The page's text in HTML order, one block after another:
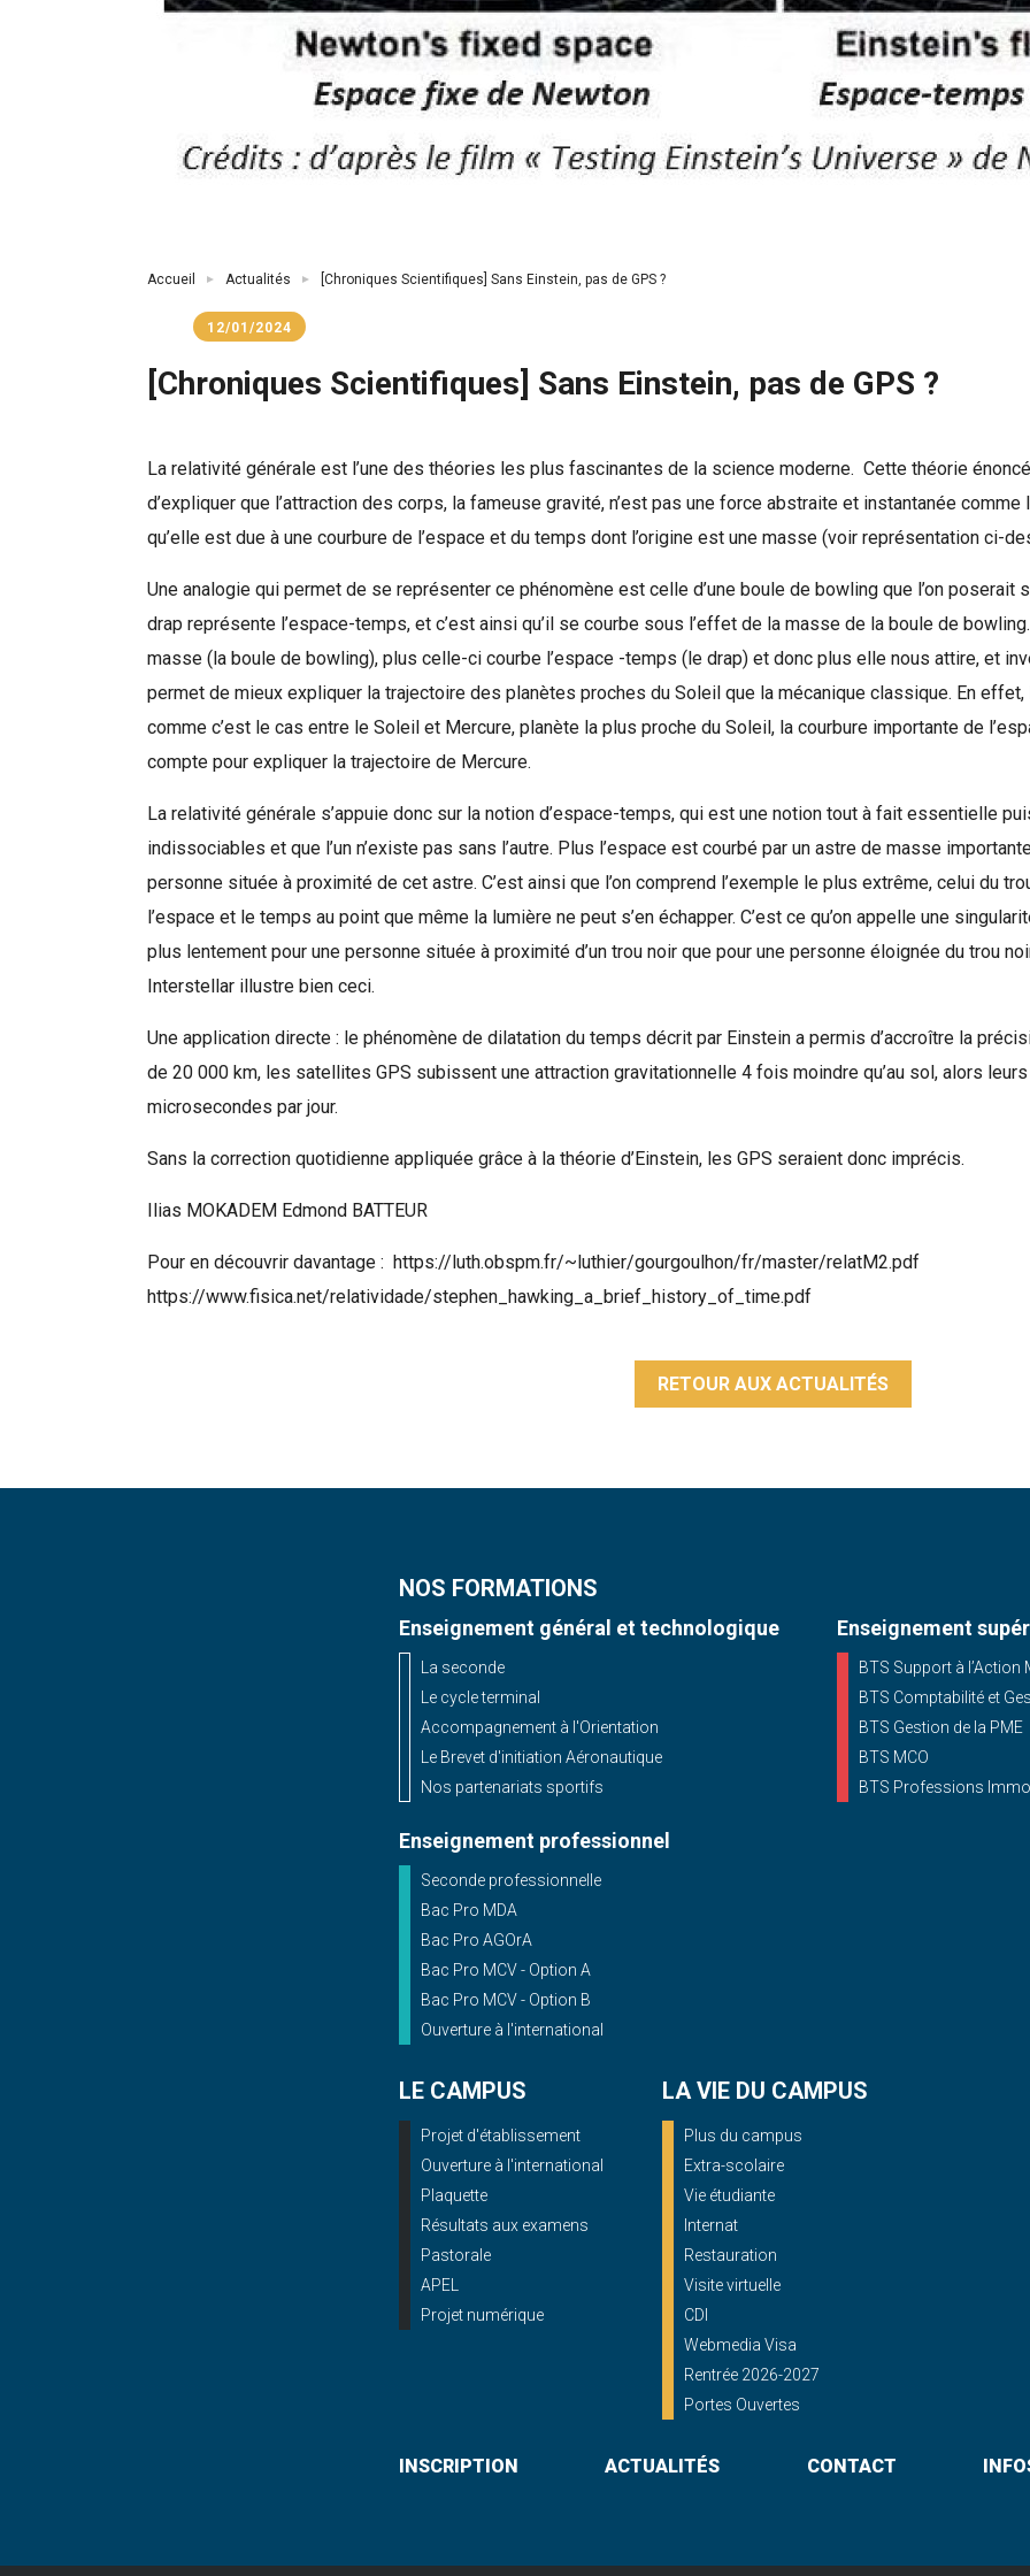
Fil
Accueil Actualités [Chroniques Scientifiques] Sans Einstein, pas de GPS ?
12/01/2024
[Chroniques Scientifiques] Sans Einstein, pas de GPS ?
La relativité générale est l’une des théories les plus fascinantes de la science moderne. Cette théorie
d’expliquer que l’attraction des corps, la fameuse gravité, n’est pas une force abstraite et instantanée
qu’elle est due à une courbure de l’espace et du temps dont l’origine est une masse (voir représentation ci-
Une analogie qui permet de se représenter ce phénomène est celle d’une boule de bowling que l’on
drap représente l’espace-temps, et c’est ainsi qu’il se courbe sous l’effet de la masse de la boule de
masse (la boule de bowling), plus celle-ci courbe l’espace -temps (le drap) et donc plus elle nous attire, et
permet de mieux expliquer la trajectoire des planètes proches du Soleil que la mécanique classique. En
comme c’est le cas entre le Soleil et Mercure, planète la plus proche du Soleil, la courbure importante de
compte pour expliquer la trajectoire de Mercure.
La relativité générale s’appuie donc sur la notion d’espace-temps, qui est une notion tout à fait essentielle
indissociables et que l’un n’existe pas sans l’autre. Plus l’espace est courbé par un astre de masse
personne située à proximité de cet astre. C’est ainsi que l’on comprend l’exemple le plus extrême, celui du
l’espace et le temps au point que même la lumière ne peut s’en échapper. C’est ce qu’on appelle une
plus lentement pour une personne située à proximité d’un trou noir que pour une personne éloignée du trou
Interstellar illustre bien ceci.
Une application directe : le phénomène de dilatation du temps décrit par Einstein a permis d’accroître la
de 20 000 km, les satellites GPS subissent une attraction gravitationnelle 4 fois moindre qu’au sol, alors
microsecondes par jour.
Sans la correction quotidienne appliquée grâce à la théorie d’Einstein, les GPS seraient donc imprécis.
Ilias MOKADEM Edmond BATTEUR
Pour en découvrir davantage : https://luth.obspm.fr/~luthier/gourgoulhon/fr/master/relatM2.pdf
https://www.fisica.net/relatividade/stephen_hawking_a_brief_history_of_time.pdf
RETOUR AUX ACTUALITÉS
NOS FORMATIONS
Enseignement général et technologique
La seconde
Le cycle terminal
Accompagnement à l'Orientation
Le Brevet d'initiation Aéronautique
Nos partenariats sportifs
Enseignement professionnel
Seconde professionnelle
Bac Pro MDA
Bac Pro AGOrA
Bac Pro MCV - Option A
Bac Pro MCV - Option B
Ouverture à l'international
Enseignement
BTS Support à l’Action
BTS Comptabilité et
BTS Gestion de la PME
BTS MCO
BTS Professions
LE CAMPUS
Projet d'établissement
Ouverture à l'international
Plaquette
Résultats aux examens
Pastorale
APEL
Projet numérique
LA VIE DU CAMPUS
Plus du campus
Extra-scolaire
Vie étudiante
Internat
Restauration
Visite virtuelle
CDI
Webmedia Visa
Rentrée 2026-2027
Portes Ouvertes
INSCRIPTION ACTUALITÉS CONTACT